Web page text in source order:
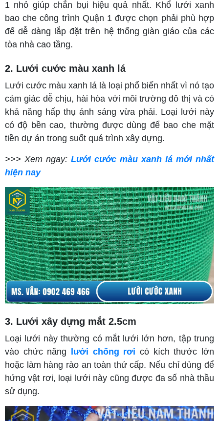
1 nhỏ giúp chắn bụi hiệu quả nhất. Khổ lưới xanh
bao che công trình Quận 1 được chọn phải phù hợp
để dễ dàng lắp đặt trên hệ thống giàn giáo của các
tòa nhà cao tầng.
2. Lưới cước màu xanh lá
Lưới cước màu xanh lá là loại phổ biến nhất vì nó tạo
cảm giác dễ chịu, hài hòa với môi trường đô thị và có
khả năng hấp thụ ánh sáng vừa phải. Loại lưới này
có độ bền cao, thường được dùng để bao che mặt
tiền dự án trong suốt quá trình xây dựng.
>>> Xem ngay: Lưới cước màu xanh lá mới nhất
hiện nay
3. Lưới xây dựng mắt 2.5cm
Loại lưới này thường có mắt lưới lớn hơn, tập trung
vào chức năng
lưới chống rơi có kích thước lớn
hoặc làm hàng rào an toàn thứ cấp. Nếu chỉ dùng để
hứng vật rơi, loại lưới này cũng được đa số nhà thầu
sử dụng.